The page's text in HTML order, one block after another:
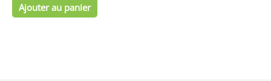
Ajouter au panier